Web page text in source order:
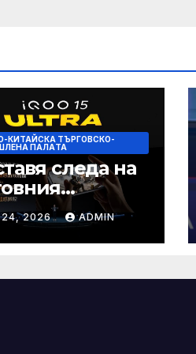
КИТАЙСКА ТЪРГОВСКО-
ПАЛAТА
следа на
пазар
24, 2026 ADMIN